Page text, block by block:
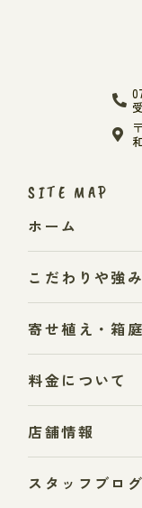
SITE MAP
ホーム
こだわりや強み
寄せ植え・箱
料金について
店舗情報
スタッフブログ